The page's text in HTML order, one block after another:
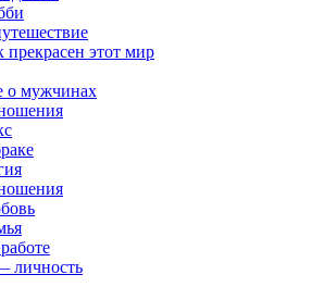
прекрасен этот мир
о мужчинах
личность